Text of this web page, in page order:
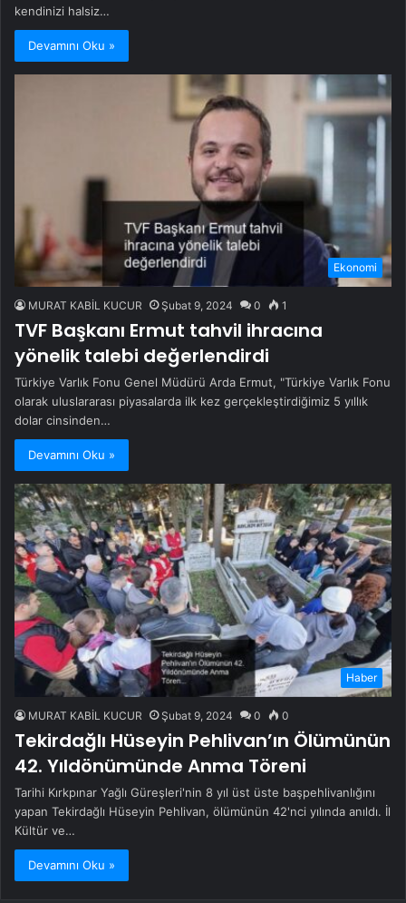
kendinizi halsiz…
Devamını Oku »
Ekonomi
MURAT KABİL KUCUR Şubat 9, 2024 0 1
TVF Başkanı Ermut tahvil ihracına
yönelik talebi değerlendirdi
Türkiye Varlık Fonu Genel Müdürü Arda Ermut, "Türkiye Varlık Fonu
olarak uluslararası piyasalarda ilk kez gerçekleştirdiğimiz 5 yıllık
dolar cinsinden…
Devamını Oku »
Haber
MURAT KABİL KUCUR Şubat 9, 2024 0 0
Tekirdağlı Hüseyin Pehlivan’ın Ölümünün
42. Yıldönümünde Anma Töreni
Tarihi Kırkpınar Yağlı Güreşleri'nin 8 yıl üst üste başpehlivanlığını
yapan Tekirdağlı Hüseyin Pehlivan, ölümünün 42'nci yılında anıldı. İl
Kültür ve…
Devamını Oku »